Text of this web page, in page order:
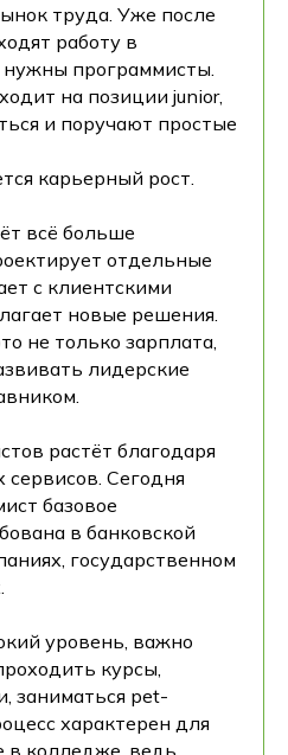
труда. Уже после
работу в
программисты.
на позиции junior,
и поручают простые
карьерный рост.
всё больше
отдельные
с клиентскими
новые решения.
не только зарплата,
лидерские
растёт благодаря
Сегодня
базовое
в банковской
государственном
уровень, важно
курсы,
заниматься pet-
характерен для
в колледже, ведь